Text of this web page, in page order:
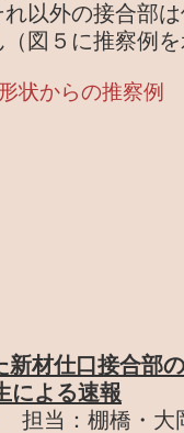
以外の接合部
図５に推察例
状からの推察例
新材仕口接合部
による速報
担当：棚橋・大